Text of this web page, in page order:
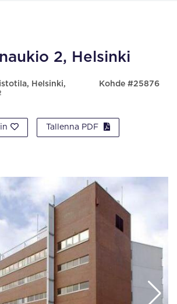
2, Helsinki
Helsinki,
Kohde #25876
Tallenna PDF